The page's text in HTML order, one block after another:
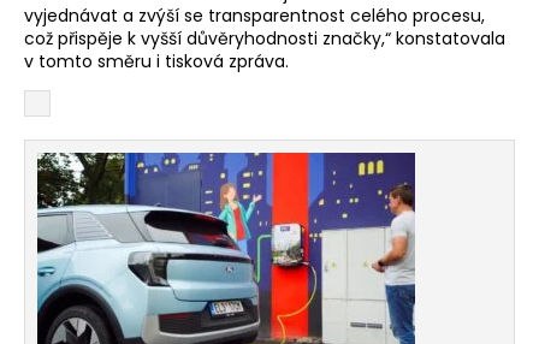
vyjednávat a zvýší se transparentnost celého procesu,
což přispěje k vyšší důvěryhodnosti značky,“ konstatovala
v tomto směru i tisková zpráva.